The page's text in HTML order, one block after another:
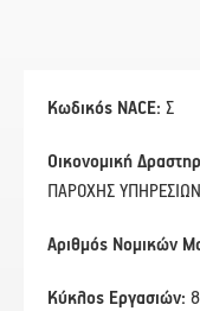
Κωδικός NACE: Σ
Οικονομική
ΠΑΡΟΧΗΣ ΥΠΗΡΕΣΙΩΝ
Αριθμός Νομικών
Κύκλος Εργασιών: